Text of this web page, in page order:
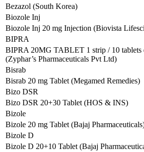
Bezazol (South Korea)
Biozole Inj
Biozole Inj 20 mg Injection (Biovista
BIPRA
BIPRA 20MG TABLET 1 strip / 10 tablets
(Zyphar’s Pharmaceuticals Pvt Ltd)
Bisrab
Bisrab 20 mg Tablet (Megamed Remedies)
Bizo DSR
Bizo DSR 20+30 Tablet (HOS & INS)
Bizole
Bizole 20 mg Tablet (Bajaj
Bizole D
Bizole D 20+10 Tablet (Bajaj